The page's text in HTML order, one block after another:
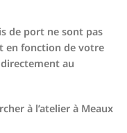
de port ne sont pas
en fonction de votre
au
à l’atelier à Meaux